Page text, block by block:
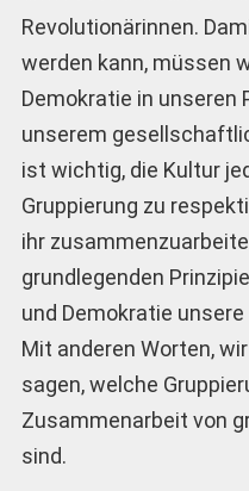
Revolutionärinnen.
werden kann, müssen
Demokratie in unseren
unserem
ist wichtig, die Kultur
Gruppierung zu
ihr
grundlegenden
und Demokratie
Mit anderen Worten,
sagen, welche
Zusammenarbeit von
sind.